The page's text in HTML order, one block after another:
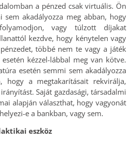
a pénzed csak virtuális. Ön
sem akadályozza meg abban, hogy
vagy túlzott díjakat
kezdve, hogy kénytelen vagy
többé nem te vagy a játék
kézzel-lábbal meg van kötve.
esetén semmi sem akadályozza
hogy a megtakarításait rekvirálja,
Saját gazdasági, társadalmi
alapján választhat, hogy vagyonát
e a bankban, vagy sem.
eszköz